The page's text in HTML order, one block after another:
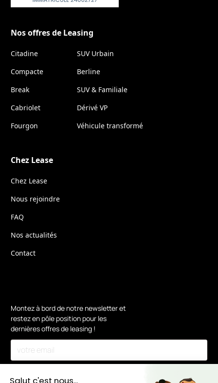
Nos offres de Leasing
Citadine
SUV Urbain
Compacte
Berline
Break
SUV & Familiale
Cabriolet
Dérivé VP
Fourgon
Véhicule transformé
Chez Lease
Chez Lease
Nous rejoindre
FAQ
Nos actualités
Contact
Montez à bord de notre newsletter et
restez en pôle position pour les
dernières offres de leasing !